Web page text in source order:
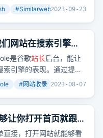
擎关键词搜索结果，与网
#Similarweb +3
2023-09-23
网站在搜索引擎的
Console 使用入
是谷歌站长后台，能让
引擎的表现。通过提交
速网站被收录的过程。而
索排名。
#网站收录 #搜索引擎优化
2023-08-07
够让你打开首页就跟踪
直接，打开网站就能够看